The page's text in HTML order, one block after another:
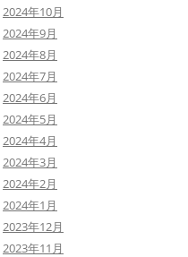
2024年10月
2024年9月
2024年8月
2024年7月
2024年6月
2024年5月
2024年4月
2024年3月
2024年2月
2024年1月
2023年12月
2023年11月